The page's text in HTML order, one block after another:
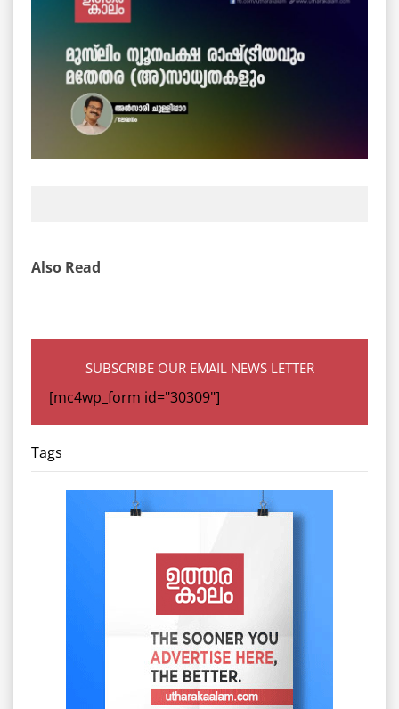
Also Read
SUBSCRIBE OUR EMAIL NEWS LETTER
[mc4wp_form id="30309"]
Tags